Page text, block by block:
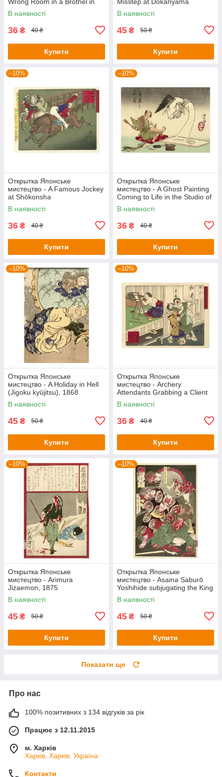
Shinagawa
В наявності
36 ₴ 40 ₴
Купити
В наявності
45 ₴ 50 ₴
Купити
–10%
Открытка Японське
мистецтво - A Famous Jockey
at Shōkonsha
В наявності
36 ₴ 40 ₴
Купити
–10%
Открытка Японське
мистецтво - A Ghost Painting
Coming to Life in the Studio of
Painter Ōkyo, 1880s
В наявності
36 ₴ 40 ₴
Купити
–10%
Открытка Японське
мистецтво - A Holiday in Hell
(Jigoku kyūjitsu), 1868
В наявності
45 ₴ 50 ₴
Купити
–10%
Открытка Японське
мистецтво - Archery
Attendants Grabbing a Client
at the Shinmei Shrine in Shiba
В наявності
36 ₴ 40 ₴
Купити
–10%
Открытка Японське
мистецтво - Arimura
Jizaemon, 1875
В наявності
45 ₴ 50 ₴
Купити
–10%
Открытка Японське
мистецтво - Asaina Saburō
Yoshihide subjugating the King
of Hell, 1873
В наявності
45 ₴ 50 ₴
Купити
Показати ще
Про нас
100% позитивних з 134 відгуків за рік
Працює з 12.11.2015
м. Харків
Харків, Харків, Україна
Контакти